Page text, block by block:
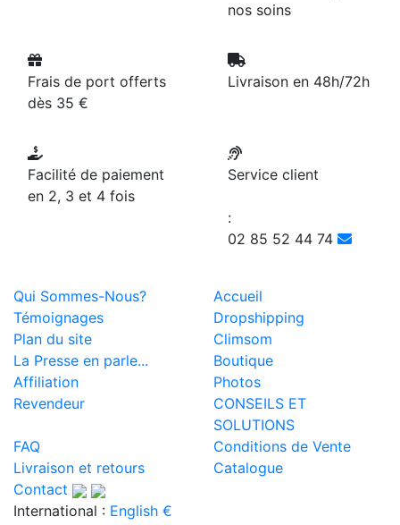
nos soins
Frais de port offerts
dès 35 €
Livraison en 48h/72h
Facilité de paiement
en 2, 3 et 4 fois
Service client
:
02 85 52 44 74
Qui Sommes-Nous?
Accueil
Témoignages
Dropshipping
Plan du site
Climsom
La Presse en parle...
Boutique
Affiliation
Photos
Revendeur
CONSEILS ET
SOLUTIONS
FAQ
Conditions de Vente
Livraison et retours
Catalogue
Contact
International : English €